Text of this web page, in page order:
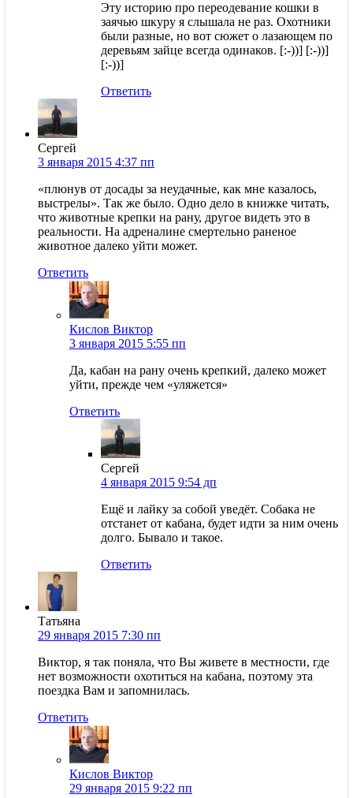
Эту историю про переодевание кошки в
заячью шкуру я слышала не раз. Охотники
были разные, но вот сюжет о лазающем по
деревьям зайце всегда одинаков. [:-))] [:-))]
[:-))]
Ответить
Сергей
3 января 2015 4:37 пп
«плюнув от досады за неудачные, как мне казалось,
выстрелы». Так же было. Одно дело в книжке читать,
что животные крепки на рану, другое видеть это в
реальности. На адреналине смертельно раненое
животное далеко уйти может.
Ответить
Кислов Виктор
3 января 2015 5:55 пп
Да, кабан на рану очень крепкий, далеко может
уйти, прежде чем «уляжется»
Ответить
Сергей
4 января 2015 9:54 дп
Ещё и лайку за собой уведёт. Собака не
отстанет от кабана, будет идти за ним очень
долго. Бывало и такое.
Ответить
Татьяна
29 января 2015 7:30 пп
Виктор, я так поняла, что Вы живете в местности, где
нет возможности охотиться на кабана, поэтому эта
поездка Вам и запомнилась.
Ответить
Кислов Виктор
29 января 2015 9:22 пп